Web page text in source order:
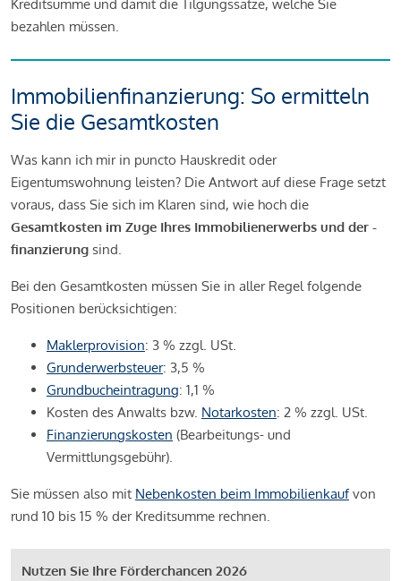
Kreditsumme und damit die Tilgungssätze, welche Sie
bezahlen müssen.
Immobilienfinanzierung: So ermitteln
Sie die Gesamtkosten
Was kann ich mir in puncto Hauskredit oder
Eigentumswohnung leisten? Die Antwort auf diese Frage setzt
voraus, dass Sie sich im Klaren sind, wie hoch die
Gesamtkosten im Zuge Ihres Immobilienerwerbs und der -
finanzierung sind.
Bei den Gesamtkosten müssen Sie in aller Regel folgende
Positionen berücksichtigen:
Maklerprovision: 3 % zzgl. USt.
Grunderwerbsteuer: 3,5 %
Grundbucheintragung: 1,1 %
Kosten des Anwalts bzw. Notarkosten: 2 % zzgl. USt.
Finanzierungskosten (Bearbeitungs- und
Vermittlungsgebühr).
Sie müssen also mit Nebenkosten beim Immobilienkaufvon
rund 10 bis 15 % der Kreditsumme rechnen.
Nutzen Sie Ihre Förderchancen 2026